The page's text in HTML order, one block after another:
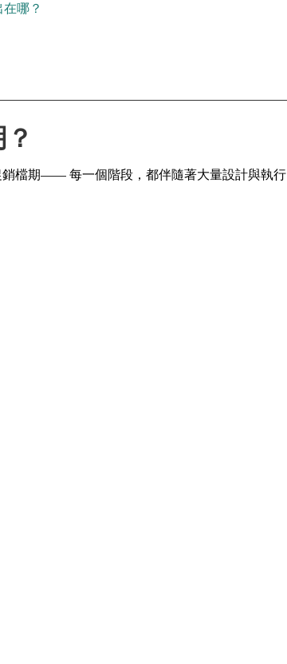
哪？
檔期—— 每一個階段，都伴隨著大量設計與執行